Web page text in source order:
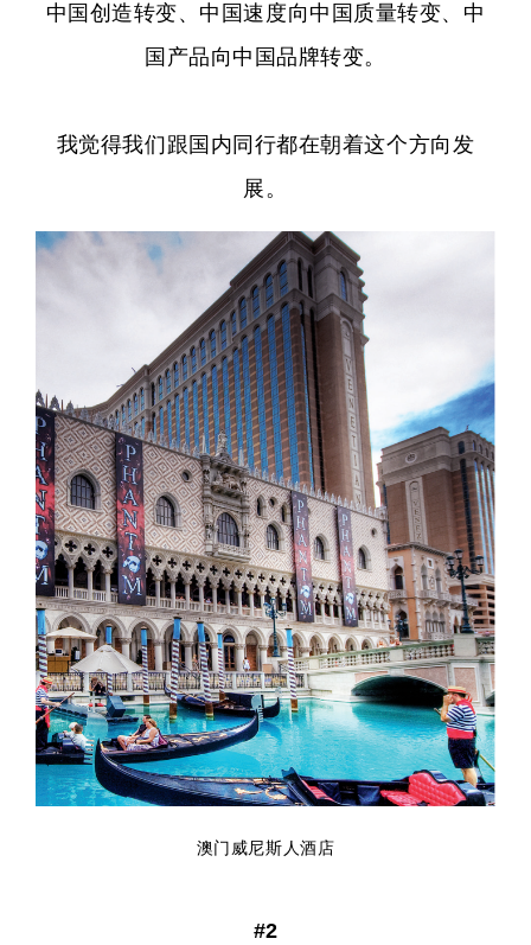
中国创造转变、中国速度向中国质量转变、中
国产品向中国品牌转变。
我觉得我们跟国内同行都在朝着这个方向发
展。
澳门威尼斯人酒店
#2